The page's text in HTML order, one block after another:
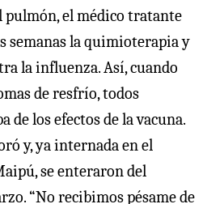
pulmón, el médico tratante
semanas la quimioterapia y
la influenza. Así, cuando
de resfrío, todos
de los efectos de la vacuna.
y, ya internada en el
se enteraron del
“No recibimos pésame de